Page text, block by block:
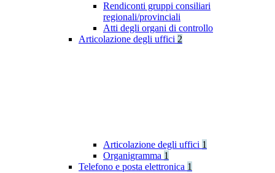
Rendiconti gruppi consiliari
regionali/provinciali
Atti degli organi di controllo
Articolazione degli uffici 2
Articolazione degli uffici 1
Organigramma 1
Telefono e posta elettronica 1